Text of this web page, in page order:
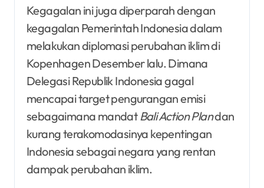
Kegagalan ini juga diperparah dengan
kegagalan Pemerintah Indonesia dalam
melakukan diplomasi perubahan iklim di
Kopenhagen Desember lalu. Dimana
Delegasi Republik Indonesia gagal
mencapai target pengurangan emisi
sebagaimana mandat Bali Action Plandan
kurang terakomodasinya kepentingan
Indonesia sebagai negara yang rentan
dampak perubahan iklim.